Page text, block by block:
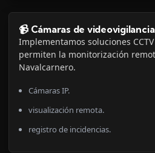
📹 Cámaras de videovigilancia
Implementamos soluciones
permiten la monitorización
Navalcarnero.
Cámaras IP.
visualización remota.
registro de incidencias.